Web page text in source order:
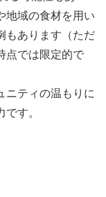
地域の食材を用い
もあります（ただ
点では限定的で
ニティの温もりに
す。